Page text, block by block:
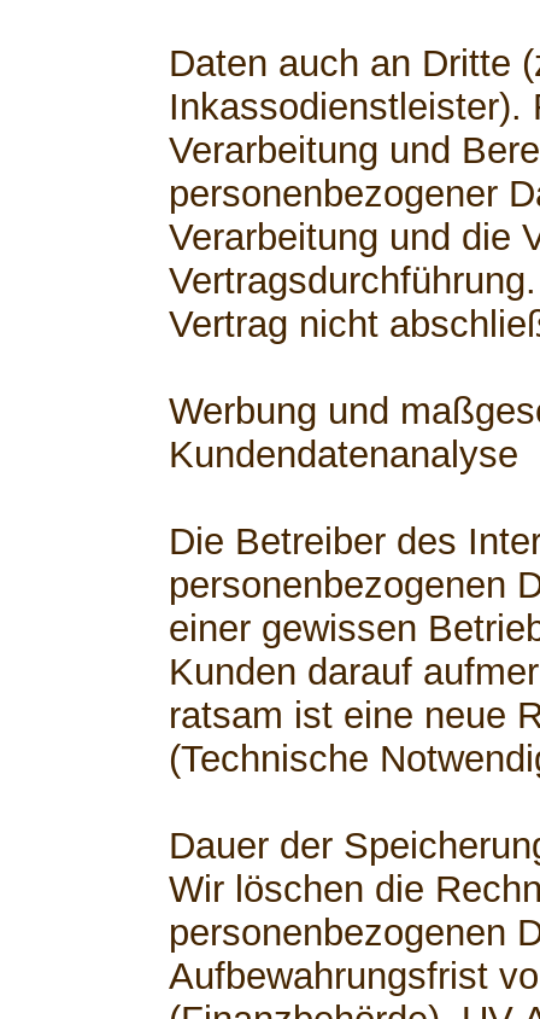
Daten auch an Dritte
Inkassodienstleister).
Verarbeitung und
personenbezogener
Verarbeitung und die
Vertrag nicht
Werbung und
Kundendatenanalyse
Die Betreiber des
personenbezogenen
einer gewissen
Kunden darauf
ratsam ist eine neue
(Technische
Dauer der
Wir löschen die
personenbezogenen
Aufbewahrungsfrist